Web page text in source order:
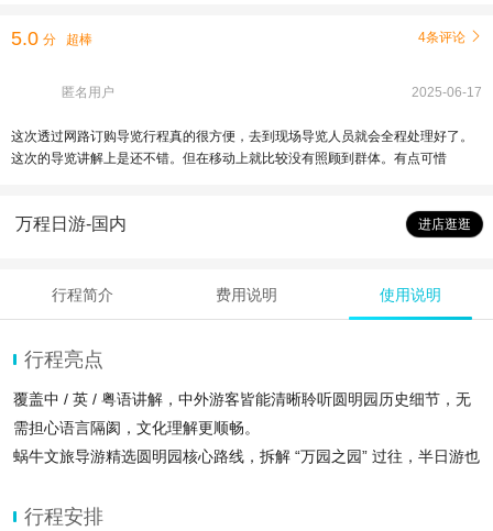
5.0 分 超棒 4条评论 
匿名用户 2025-06-17
这次透过网路订购导览行程真的很方便，去到现场导览人员就会全程处理好了。
这次的导览讲解上是还不错。但在移动上就比较没有照顾到群体。有点可惜
万程日游-国内 进店逛逛
行程简介 费用说明 使用说明
行程亮点
覆盖中 / 英 / 粤语讲解，中外游客皆能清晰聆听圆明园历史细节，无
需担心语言隔阂，文化理解更顺畅。
蜗牛文旅导游精选圆明园核心路线，拆解 “万园之园” 过往，半日游也
多种团型可选，无论是包团还是性价比大团，都能匹配不同出行需
行程安排